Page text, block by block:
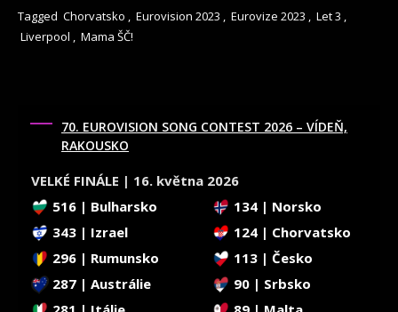
Tagged Chorvatsko , Eurovision 2023 , Eurovize 2023 , Let 3 ,
Liverpool , Mama ŠČ!
70. EUROVISION SONG CONTEST 2026 – VÍDEŇ,
RAKOUSKO
VELKÉ FINÁLE | 16. května 2026
516 | Bulharsko
134 | Norsko
343 | Izrael
124 | Chorvatsko
296 | Rumunsko
113 | Česko
287 | Austrálie
90 | Srbsko